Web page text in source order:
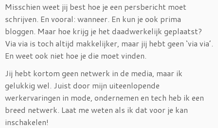
Misschien weet jij best hoe je een persbericht moet
schrijven. En vooral: wanneer. En kun je ook prima
bloggen. Maar hoe krijg je het daadwerkelijk geplaatst?
Via via is toch altijd makkelijker, maar jij hebt geen ‘via via’.
En weet ook niet hoe je die moet vinden.
Jij hebt kortom geen netwerk in de media, maar ik
gelukkig wel. Juist door mijn uiteenlopende
werkervaringen in mode, ondernemen en tech heb ik een
breed netwerk. Laat me weten als ik dat voor je kan
inschakelen!